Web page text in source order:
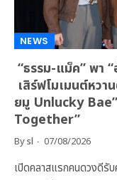
NEWS
“ธรรม-แม็ค” พา
เสิร์ฟโมเมนต์หว
ยมู Unlucky
Together”
Bysl 07/08/2026
เปิดคลาสแรกคนดวงดีรั